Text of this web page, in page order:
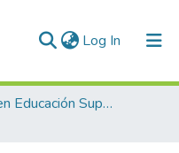
Log In (current)
Maestría en Educación Superior